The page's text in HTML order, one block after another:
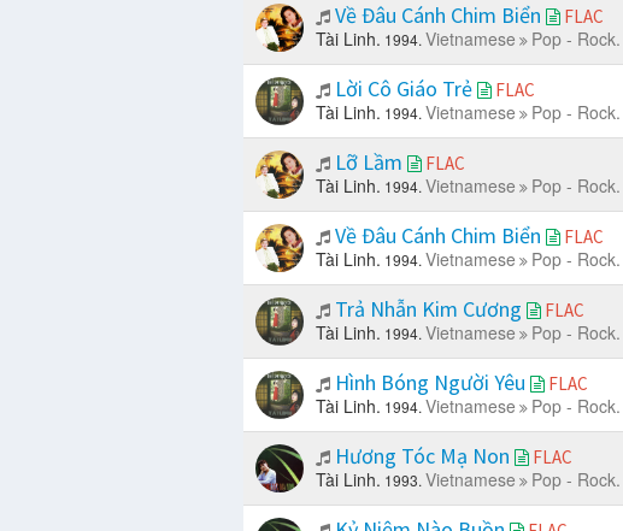
Về Đâu Cánh Chim Biển FLAC
Tài Linh. 1994. Vietnamese Pop - Rock.
Lời Cô Giáo Trẻ FLAC
Tài Linh. 1994. Vietnamese Pop - Rock.
Lỡ Lầm FLAC
Tài Linh. 1994. Vietnamese Pop - Rock.
Về Đâu Cánh Chim Biển FLAC
Tài Linh. 1994. Vietnamese Pop - Rock.
Trả Nhẫn Kim Cương FLAC
Tài Linh. 1994. Vietnamese Pop - Rock.
Hình Bóng Người Yêu FLAC
Tài Linh. 1994. Vietnamese Pop - Rock.
Hương Tóc Mạ Non FLAC
Tài Linh. 1993. Vietnamese Pop - Rock.